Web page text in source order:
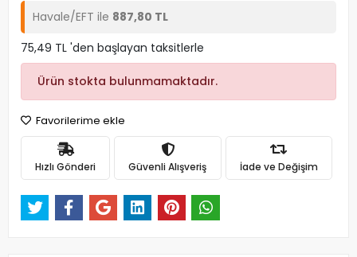
Havale/EFT ile 887,80 TL
75,49 TL 'den başlayan taksitlerle
Ürün stokta bulunmamaktadır.
Favorilerime ekle
Hızlı Gönderi Güvenli Alışveriş İade ve Değişim